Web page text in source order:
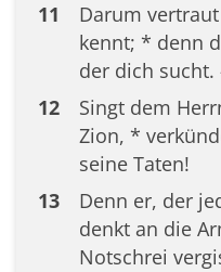
11
Darum
kennt; * denn
der dich sucht.
12
Singt dem
Zion, *
seine Taten!
13
Denn er, der
denkt an die
Notschrei